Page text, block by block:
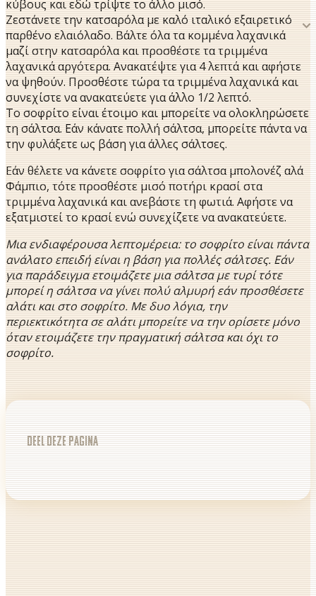
κύβους και εδώ τρίψτε το άλλο μισό.
Ζεστάνετε την κατσαρόλα με καλό ιταλικό εξαιρετικό
παρθένο ελαιόλαδο. Βάλτε όλα τα κομμένα λαχανικά
μαζί στην κατσαρόλα και προσθέστε τα τριμμένα
λαχανικά αργότερα. Ανακατέψτε για 4 λεπτά και αφήστε
να ψηθούν. Προσθέστε τώρα τα τριμμένα λαχανικά και
συνεχίστε να ανακατεύετε για άλλο 1/2 λεπτό.
Το σοφρίτο είναι έτοιμο και μπορείτε να ολοκληρώσετε
τη σάλτσα. Εάν κάνατε πολλή σάλτσα, μπορείτε πάντα να
την φυλάξετε ως βάση για άλλες σάλτσες.
Εάν θέλετε να κάνετε σοφρίτο για σάλτσα μπολονέζ αλά
Φάμπιο, τότε προσθέστε μισό ποτήρι κρασί στα
τριμμένα λαχανικά και ανεβάστε τη φωτιά. Αφήστε να
εξατμιστεί το κρασί ενώ συνεχίζετε να ανακατεύετε.
Μια ενδιαφέρουσα λεπτομέρεια: το σοφρίτο είναι πάντα
ανάλατο επειδή είναι η βάση για πολλές σάλτσες. Εάν
για παράδειγμα ετοιμάζετε μια σάλτσα με τυρί τότε
μπορεί η σάλτσα να γίνει πολύ αλμυρή εάν προσθέσετε
αλάτι και στο σοφρίτο. Με δυο λόγια, την
περιεκτικότητα σε αλάτι μπορείτε να την ορίσετε μόνο
όταν ετοιμάζετε την πραγματική σάλτσα και όχι το
σοφρίτο.
Deel deze pagina